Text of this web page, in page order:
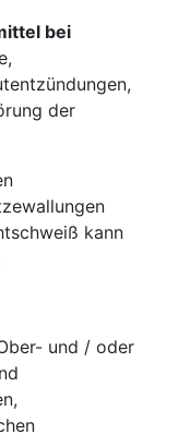
bei
der
kann
und / oder